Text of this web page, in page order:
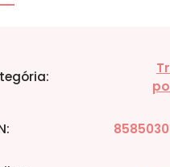
:
: